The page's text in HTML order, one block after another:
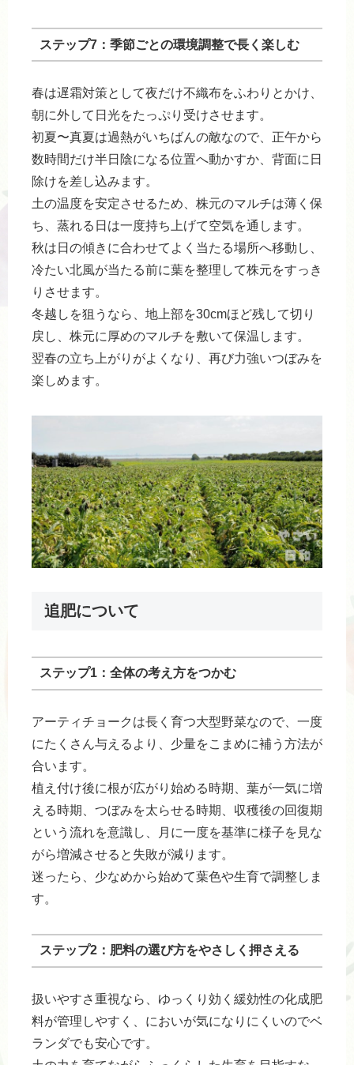
ステップ7：季節ごとの環境調整で長く楽しむ
春は遅霜対策として夜だけ不織布をふわりとかけ、
朝に外して日光をたっぷり受けさせます。
初夏〜真夏は過熱がいちばんの敵なので、正午から
数時間だけ半日陰になる位置へ動かすか、背面に日
除けを差し込みます。
土の温度を安定させるため、株元のマルチは薄く保
ち、蒸れる日は一度持ち上げて空気を通します。
秋は日の傾きに合わせてよく当たる場所へ移動し、
冷たい北風が当たる前に葉を整理して株元をすっき
りさせます。
冬越しを狙うなら、地上部を30cmほど残して切り
戻し、株元に厚めのマルチを敷いて保温します。
翌春の立ち上がりがよくなり、再び力強いつぼみを
楽しめます。
追肥について
ステップ1：全体の考え方をつかむ
アーティチョークは長く育つ大型野菜なので、一度
にたくさん与えるより、少量をこまめに補う方法が
合います。
植え付け後に根が広がり始める時期、葉が一気に増
える時期、つぼみを太らせる時期、収穫後の回復期
という流れを意識し、月に一度を基準に様子を見な
がら増減させると失敗が減ります。
迷ったら、少なめから始めて葉色や生育で調整しま
す。
ステップ2：肥料の選び方をやさしく押さえる
扱いやすさ重視なら、ゆっくり効く緩効性の化成肥
料が管理しやすく、においが気になりにくいのでベ
ランダでも安心です。